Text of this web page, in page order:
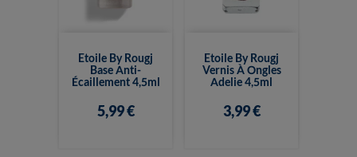
Etoile By Rougj
Base Anti-
Écaillement 4,5ml
5,99 €
Etoile By Rougj
Vernis À Ongles
Adelie 4,5ml
3,99 €